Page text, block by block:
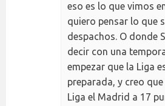
eso es lo que vimos
quiero pensar lo que
despachos. O donde
decir con una
empezar que la Liga
preparada, y creo
Liga el Madrid a 17